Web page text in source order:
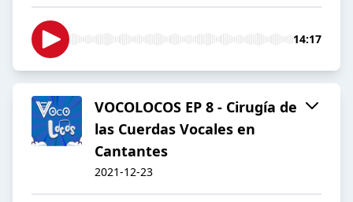
14:17
VOCOLOCOS EP 8 - Cirugía de
las Cuerdas Vocales en
Cantantes
2021-12-23